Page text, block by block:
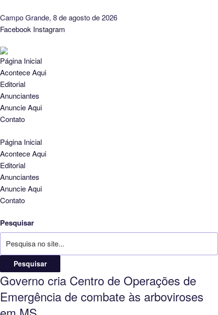
Campo Grande, 8 de agosto de 2026
Facebook Instagram
Página Inicial
Acontece Aqui
Editorial
Anunciantes
Anuncie Aqui
Contato
Página Inicial
Acontece Aqui
Editorial
Anunciantes
Anuncie Aqui
Contato
Pesquisar
Pesquisar
Governo cria Centro de Operações de
Emergência de combate às arboviroses